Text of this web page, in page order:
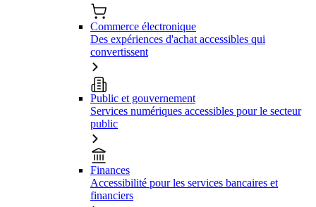
Commerce électronique
Des expériences d'achat accessibles qui
convertissent
Public et gouvernement
Services numériques accessibles pour le secteur
public
Finances
Accessibilité pour les services bancaires et
financiers